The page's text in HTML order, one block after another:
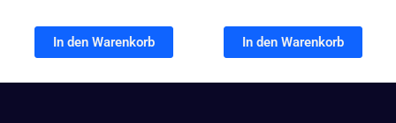
In den Warenkorb In den Warenkorb